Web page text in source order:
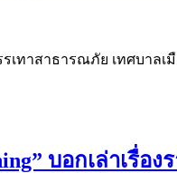
ทาสาธารณภัย เทศบาลเ
บอกเล่าเรื่อง